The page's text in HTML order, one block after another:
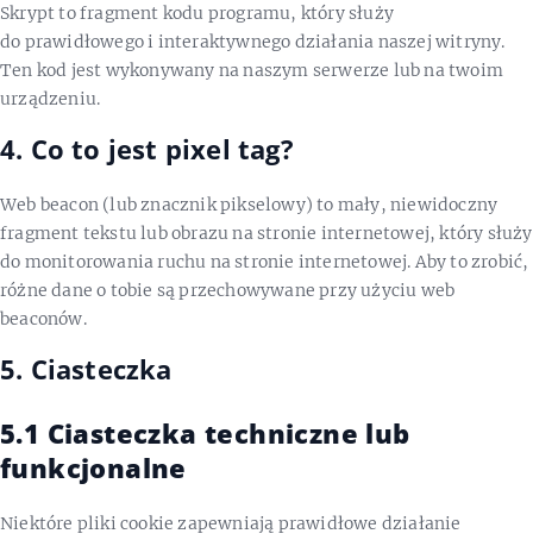
Skrypt to fragment kodu programu, który służy
do prawidłowego i interaktywnego działania naszej witryny.
Ten kod jest wykonywany na naszym serwerze lub na twoim
urządzeniu.
4. Co to jest pixel tag?
Web beacon (lub znacznik pikselowy) to mały, niewidoczny
fragment tekstu lub obrazu na stronie internetowej, który służy
do monitorowania ruchu na stronie internetowej. Aby to zrobić,
różne dane o tobie są przechowywane przy użyciu web
beaconów.
5. Ciasteczka
5.1 Ciasteczka techniczne lub
funkcjonalne
Niektóre pliki cookie zapewniają prawidłowe działanie